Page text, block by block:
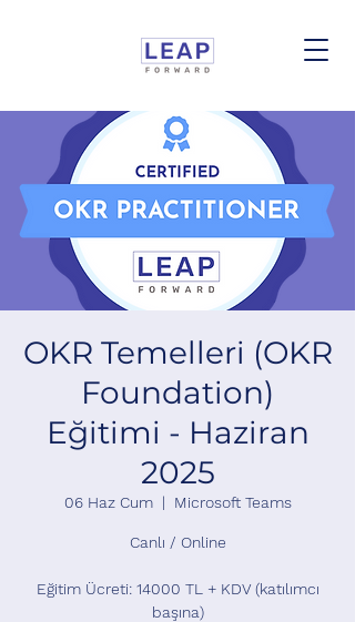
OKR Temelleri (OKR
Foundation)
Eğitimi - Haziran
2025
06 Haz Cum
  |
Microsoft Teams
Canlı / Online
Eğitim Ücreti: 14000 TL + KDV (katılımcı
başına)